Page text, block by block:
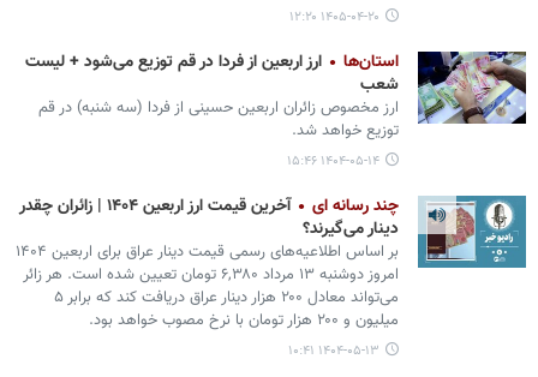
۱۴۰۵-۰۴-۲۰ ۱۲:۲۰
استان‌ها
ارز اربعین از فردا در قم توزیع می‌شود + لیست
شعب
ارز مخصوص زائران اربعین حسینی از فردا (سه شنبه) در قم
توزیع خواهد شد.
۱۴۰۴-۰۵-۱۴ ۱۵:۴۶
چند رسانه ای
آخرین قیمت ارز اربعین ۱۴۰۴ | زائران چقدر
دینار می‌گیرند؟
بر اساس اطلاعیه‌های رسمی قیمت دینار عراق برای اربعین ۱۴۰۴
امروز دوشنبه ۱۳ مرداد ۶,۳۸۰ تومان تعیین شده است. هر زائر
می‌تواند معادل ۲۰۰ هزار دینار عراق دریافت کند که برابر ۵
میلیون و ۲۰۰ هزار تومان با نرخ مصوب خواهد بود.
۱۴۰۴-۰۵-۱۳ ۱۰:۴۱